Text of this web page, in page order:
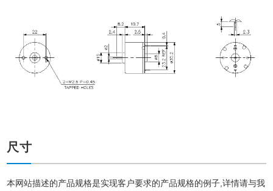
尺寸
本网站描述的产品规格是实现客户要求的产品规格的例子,详情请与我